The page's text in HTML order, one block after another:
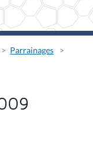
Parrainages